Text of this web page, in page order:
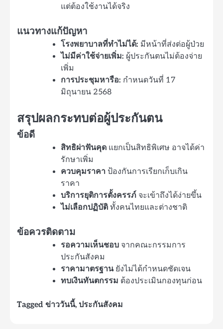
แต่ต้องใช้งานได้จริง
แนวทางแก้ปัญหา
โรงพยาบาลที่ทำไม่ได้: มีหน้าที่ส่งต่อผู้ป่วย
ไม่มีค่าใช้จ่ายเพิ่ม: ผู้ประกันตนไม่ต้องจ่าย
เพิ่ม
การประชุมหารือ: กำหนดวันที่ 17
มิถุนายน 2568
สรุปผลกระทบต่อผู้ประกันตน
ข้อดี
สิทธิผ่าฟันคุด แยกเป็นสิทธิพิเศษ อาจได้ค่า
รักษาเพิ่ม
ควบคุมราคา ป้องกันการเรียกเก็บเกิน
ราคา
บริการยุติการตั้งครรภ์ จะเข้าถึงได้ง่ายขึ้น
ไม่เลือกปฏิบัติ ทั้งคนไทยและต่างชาติ
ข้อควรติดตาม
รอความเห็นชอบ จากคณะกรรมการ
ประกันสังคม
ราคามาตรฐานยังไม่ได้กำหนดชัดเจน
ทบเงินทันตกรรม ต้องประเมินกองทุนก่อน
Tagged ข่าววันนี้, ประกันสังคม